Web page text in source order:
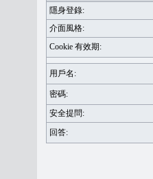
隱身登錄:
介面風格:
Cookie 有效期:
用戶名:
密碼:
安全提問:
回答: